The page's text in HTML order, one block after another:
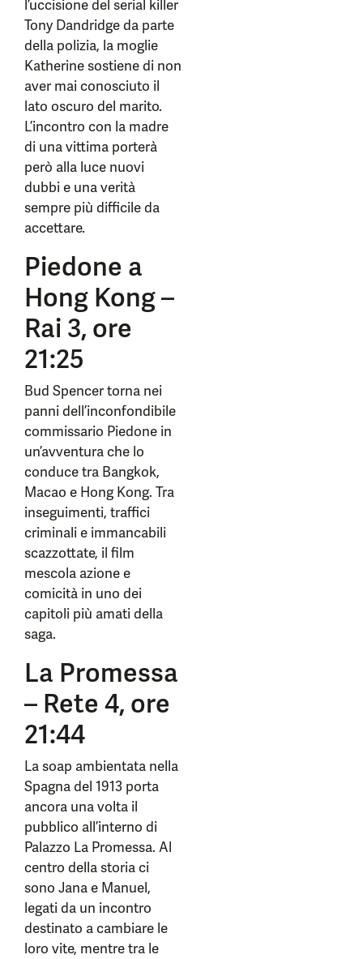
l’uccisione del serial killer
Tony Dandridge da parte
della polizia, la moglie
Katherine sostiene di non
aver mai conosciuto il
lato oscuro del marito.
L’incontro con la madre
di una vittima porterà
però alla luce nuovi
dubbi e una verità
sempre più difficile da
accettare.
Piedone a
Hong Kong –
Rai 3, ore
21:25
Bud Spencer torna nei
panni dell’inconfondibile
commissario Piedone in
un’avventura che lo
conduce tra Bangkok,
Macao e Hong Kong. Tra
inseguimenti, traffici
criminali e immancabili
scazzottate, il film
mescola azione e
comicità in uno dei
capitoli più amati della
saga.
La Promessa
– Rete 4, ore
21:44
La soap ambientata nella
Spagna del 1913 porta
ancora una volta il
pubblico all’interno di
Palazzo La Promessa. Al
centro della storia ci
sono Jana e Manuel,
legati da un incontro
destinato a cambiare le
loro vite, mentre tra le